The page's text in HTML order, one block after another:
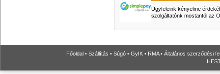
Ügyfeleink kényelme
szolgáltatónk mostantól az
Főoldal • Szállítás • Súgó • GyIK • RMA• Általános szerződési